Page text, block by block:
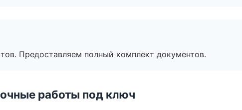
Предоставляем полный комплект документов.
работы под ключ